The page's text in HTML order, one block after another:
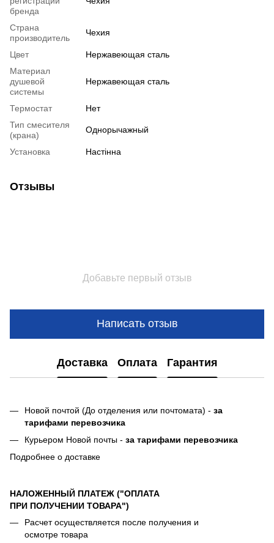
бренда
Страна
производитель
Чехия
Цвет
Нержавеющая сталь
Материал
душевой
системы
Нержавеющая сталь
Термостат
Нет
Тип смесителя
(крана)
Однорычажный
Установка Настінна
Отзывы
Добавьте первый отзыв
Написать отзыв
Доставка Оплата Гарантия
Новой почтой (До отделения или почтомата) - за
тарифами перевозчика
Курьером Новой почты - за тарифами перевозчика
Подробнее о доставке
НАЛОЖЕННЫЙ ПЛАТЕЖ ("ОПЛАТА
ПРИ ПОЛУЧЕНИИ ТОВАРА")
Расчет осуществляется после получения и
осмотре товара